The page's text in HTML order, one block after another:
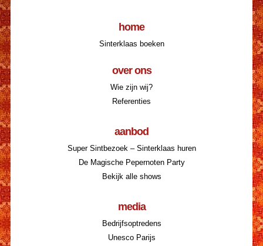
home
Sinterklaas boeken
over ons
Wie zijn wij?
Referenties
aanbod
Super Sintbezoek – Sinterklaas huren
De Magische Pepernoten Party
Bekijk alle shows
media
Bedrijfsoptredens
Unesco Parijs